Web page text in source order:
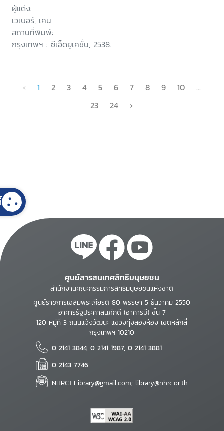
ผู้แต่ง:
เวเบอร์, เคน
สถานที่พิมพ์:
กรุงเทพฯ : ซีเอ็ดยูเคชั่น, 2538.
‹ 1 2 3 4 5 6 7 8 9 10
...
23
24 ›
ศูนย์สารสนเทศสิทธิมนุษยชน
สำนักงานคณะกรรมการสิทธิมนุษยชนแห่งชาติ
ศูนย์ราชการเฉลิมพระเกียรติ 80 พรรษา 5 ธันวาคม 2550
อาคารรัฐประศาสนภักดี (อาคารบี) ชั้น 7
120 หมู่ที่ 3 ถนนแจ้งวัฒนะ แขวงทุ่งสองห้อง เขตหลักสี่
กรุงเทพฯ 10210
0 2141 3844, 0 2141 1987, 0 2141 3881
0 2143 7746
NHRCT.Library@gmail.com; library@nhrc.or.th